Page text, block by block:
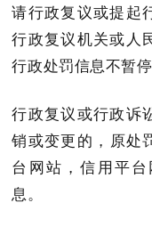
请行政复议或提起
行政复议机关或人
行政处罚信息不暂停
行政复议或行政诉
销或变更的 ， 原处
台网站 ，信用平台
息。